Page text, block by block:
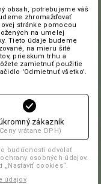
obsah, potrebujeme váš
zhromažďovať
stránke pomocou
na umelej
Tieto údaje budeme
na mieru šité
prieskum trhu a
zamietnuť použitie
'Odmietnuť všetko'.
zákazník
vrátane DPH)
budúcnosti odvolať
osobných údajov.
„Nastaviť cookies“.
údajov.